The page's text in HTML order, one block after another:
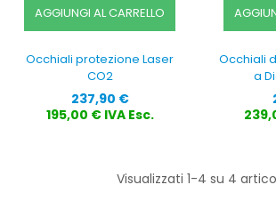
AGGIUNGI AL CARRELLO
Occhiali protezione Laser
CO2
Prezzo
237,90 €
195,00 € IVA Esc.
Occhiali
a
Visualizzati 1-4 su 4